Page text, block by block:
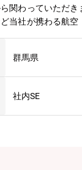
関わっていただ
当社が携わる航
とを想定していま
ぐ、本事業を担
ーキテクト及び
たプロジェクトマ
が、それぞれ規模
義）から、リリー
数名の体制で行っ
群馬県
社内SE